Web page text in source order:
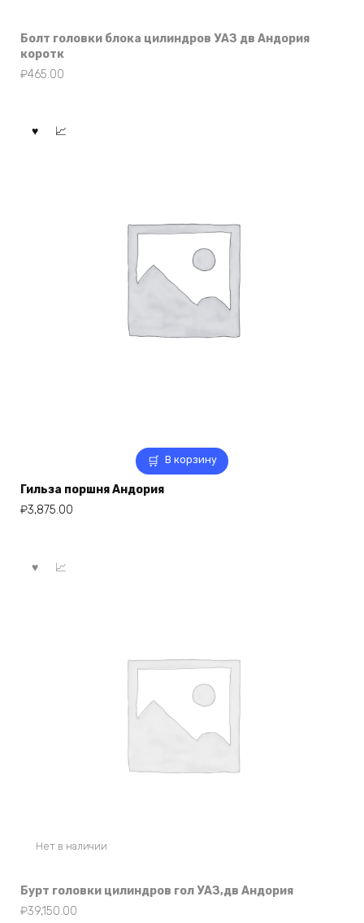
Болт головки блока цилиндров УАЗ дв Андория
коротк
₽465.00
В корзину
Гильза поршня Андория
₽3,875.00
Нет в наличии
Бурт головки цилиндров гол УАЗ,дв Андория
₽39,150.00